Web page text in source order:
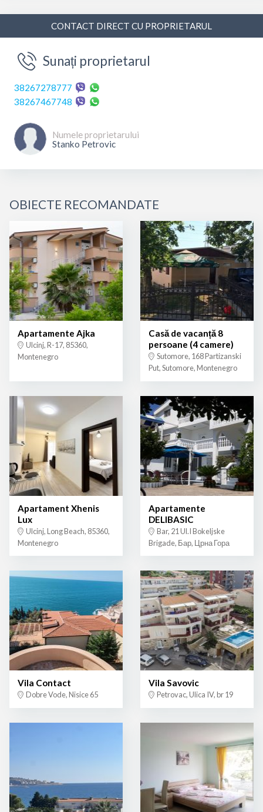
CONTACT DIRECT CU PROPRIETARUL
Sunați proprietarul
38267278777
38267467748
Numele proprietarului
Stanko Petrovic
OBIECTE RECOMANDATE
Apartamente Ajka
Ulcinj, R-17, 85360,
Montenegro
Casă de vacanță 8
persoane (4 camere)
Sutomore, 168 Partizanski
Put, Sutomore, Montenegro
Apartament Xhenis
Lux
Ulcinj, Long Beach, 85360,
Montenegro
Apartamente
DELIBASIC
Bar, 21 Ul.I Bokeljske
Brigade, Бар, Црна Гора
Vila Contact
Dobre Vode, Nisice 65
Vila Savovic
Petrovac, Ulica IV, br 19